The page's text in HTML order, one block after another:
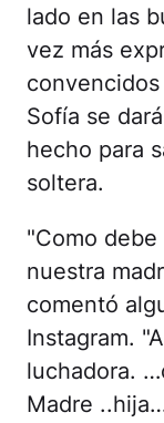
lado en las
vez más
Sofía se
hecho para
soltera.
"Como
nuestra
comentó
Instagram.
luchadora.
Madre